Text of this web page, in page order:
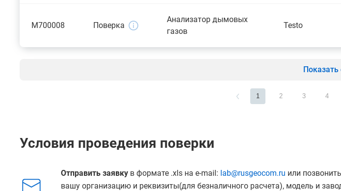
M700008 Поверка
Анализатор дымовых
газов
Testo
1 2 3 4
Условия проведения поверки
Отправить заявку в формате .xls на e-mail: lab@rusgeocom.ru или
вашу организацию и реквизиты(для безналичного расчета), модель и